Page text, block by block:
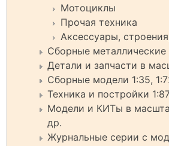
Мотоциклы
Прочая техника
Аксессуары,
Сборные металлические
Детали и запчасти в
Сборные модели 1:35,
Техника и постройки
Модели и КИТы в
др.
Журнальные серии с